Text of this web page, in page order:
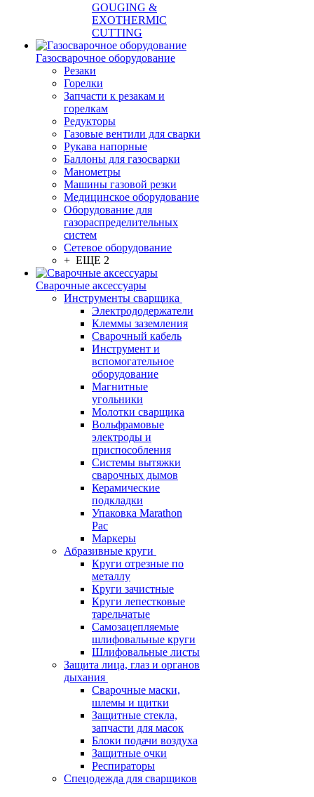
GOUGING &
EXOTHERMIC
CUTTING
Газосварочное оборудование
Резаки
Горелки
Запчасти к резакам и
горелкам
Редукторы
Газовые вентили для сварки
Рукава напорные
Баллоны для газосварки
Манометры
Машины газовой резки
Медицинское оборудование
Оборудование для
газораспределительных
систем
Сетевое оборудование
+ ЕЩЕ 2
Сварочные аксессуары
Инструменты сварщика
Электрододержатели
Клеммы заземления
Сварочный кабель
Инструмент и
вспомогательное
оборудование
Магнитные
угольники
Молотки сварщика
Вольфрамовые
электроды и
приспособления
Системы вытяжки
сварочных дымов
Керамические
подкладки
Упаковка Marathon
Pac
Маркеры
Абразивные круги
Круги отрезные по
металлу
Круги зачистные
Круги лепестковые
тарельчатые
Самозацепляемые
шлифовальные круги
Шлифовальные листы
Защита лица, глаз и органов
дыхания
Сварочные маски,
шлемы и щитки
Защитные стекла,
запчасти для масок
Блоки подачи воздуха
Защитные очки
Респираторы
Спецодежда для сварщиков